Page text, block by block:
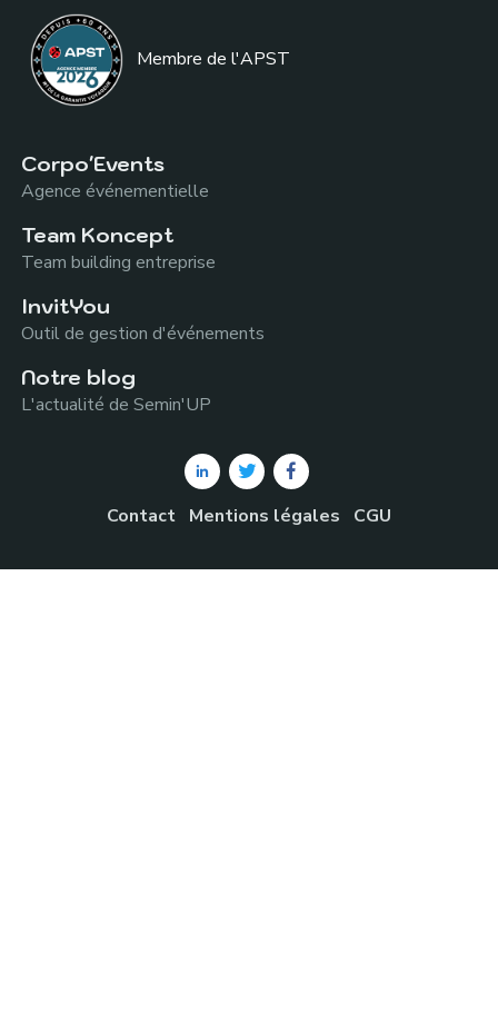
Membre de l'APST
Corpo'Events
Agence événementielle
Team Koncept
Team building entreprise
InvitYou
Outil de gestion d'événements
Notre blog
L'actualité de Semin'UP
Contact Mentions légales CGU